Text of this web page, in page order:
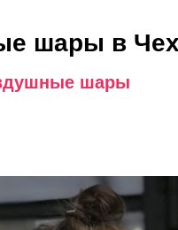
шары в
шары